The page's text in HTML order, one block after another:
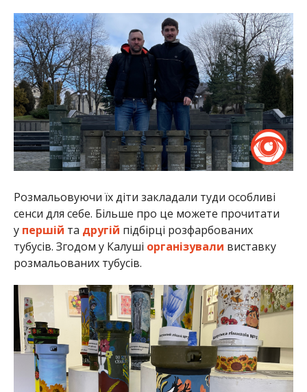
Розмальовуючи їх діти закладали туди особливі
сенси для себе. Більше про це можете прочитати
у першій та другій підбірці розфарбованих
тубусів. Згодом у Калуші організували виставку
розмальованих тубусів.